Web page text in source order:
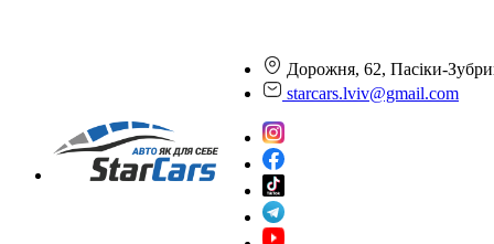
Дорожня, 62, Пасіки-
starcars.lviv@gmail.com